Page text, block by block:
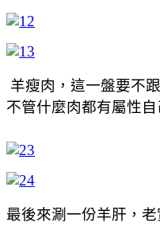
羊瘦肉，這一盤要不
不管什麼肉都有屬性
最後來涮一份羊肝，